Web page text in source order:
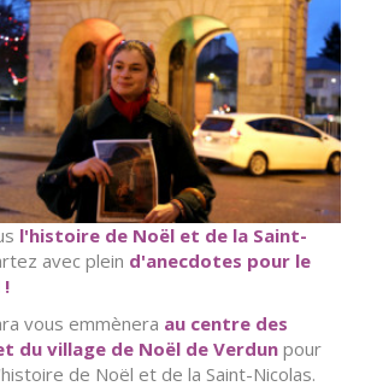
l'histoire de Noël et de la Saint-
avec plein d'anecdotes pour le
!
vous emmènera au centre des
du village de Noël de Verdun pour
de Noël et de la Saint-Nicolas.